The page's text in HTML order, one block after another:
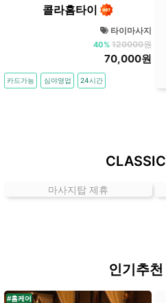
위
치
콜라홈타이
타이마사지
40% 120000원
70,000원
카드가능 심야영업 24시간
CLASSIC
마사지탑 제휴
인기추천
#홈케어